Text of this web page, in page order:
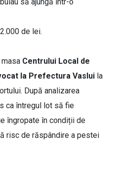
de lei.
Centrului Local de
la Prefectura Vaslui la
După analizarea
ca întregul lot să fie
îngropate în condiții de
risc de răspândire a pestei